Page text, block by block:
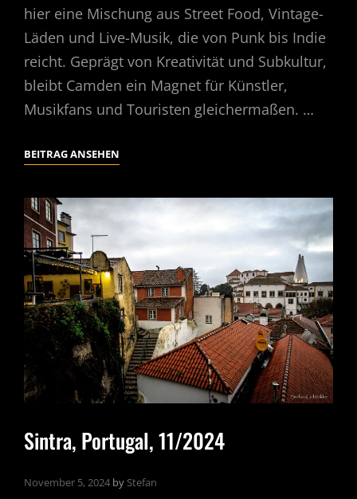
hier eine Mischung aus Street Food, Vintage-
Läden und Live-Musik, die von Punk bis Indie
reicht. Geprägt von Kreativität und Subkultur,
bleibt Camden ein Magnet für Künstler,
Musikfans und Touristen gleichermaßen. …
BEITRAG ANSEHEN
OF
CAMDEN,
02/2025
Sintra, Portugal, 11/2024
November 5, 2024 by Stefan